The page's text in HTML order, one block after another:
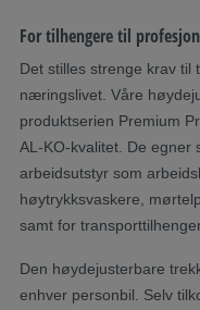
For tilhengere til
Det stilles strenge krav til
næringslivet. Våre
produktserien Premium
AL-KO-kvalitet. De egner
arbeidsutstyr som
høytrykksvaskere,
samt for
Den høydejusterbare
enhver personbil. Selv